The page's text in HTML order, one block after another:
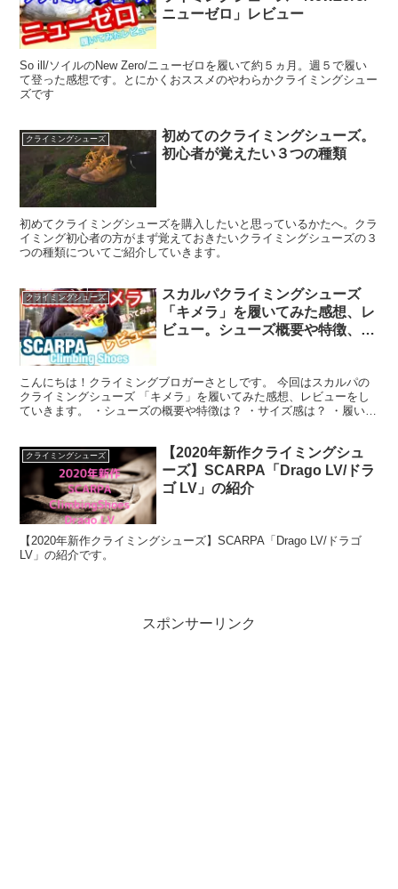
ニューゼロ」レビュー
So ill/ソイルのNew Zero/ニューゼロを履いて約５ヵ月。週５で履い
て登った感想です。とにかくおススメのやわらかクライミングシュー
ズです
クライミングシューズ
初めてのクライミングシューズ。
初心者が覚えたい３つの種類
初めてクライミングシューズを購入したいと思っているかたへ。クラ
イミング初心者の方がまず覚えておきたいクライミングシューズの３
つの種類についてご紹介していきます。
クライミングシューズ
スカルパクライミングシューズ
「キメラ」を履いてみた感想、レ
ビュー。シューズ概要や特徴、サ
こんにちは！クライミングブロガーさとしです。 今回はスカルパの
クライミングシューズ 「キメラ」を履いてみた感想、レビューをし
ていきます。 ・シューズの概要や特徴は？ ・サイズ感は？ ・履いて
クライミングシューズ
【2020年新作クライミングシュ
ーズ】SCARPA「Drago LV/ドラ
ゴ LV」の紹介
【2020年新作クライミングシューズ】SCARPA「Drago LV/ドラゴ
LV」の紹介です。
スポンサーリンク